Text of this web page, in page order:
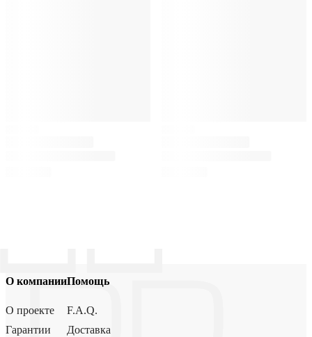
О компании
О проекте
Гарантии
Помощь
F.A.Q.
Доставка